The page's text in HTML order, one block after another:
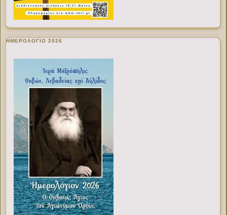
ΗΜΕΡΟΛΟΓΙΟ 2026